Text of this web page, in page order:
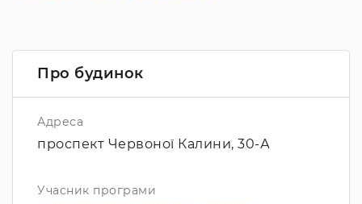
Про будинок
Адреса
проспект Червоної Калини, 30-А
Учасник програми